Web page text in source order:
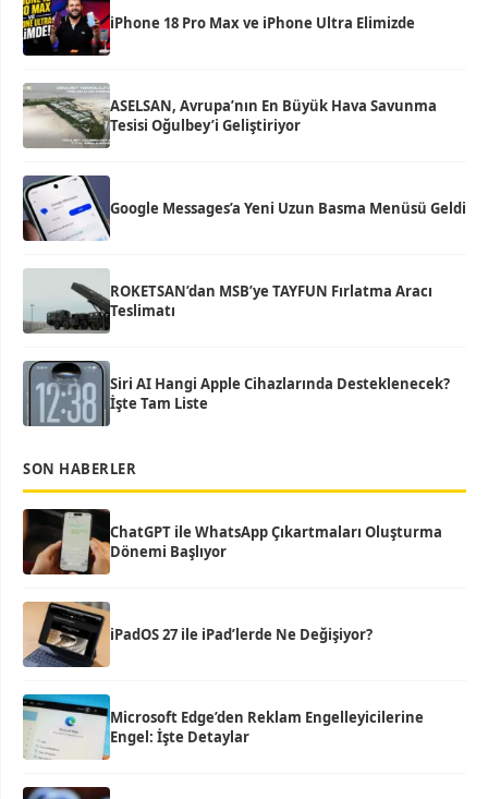
iPhone 18 Pro Max ve iPhone Ultra Elimizde
ASELSAN, Avrupa’nın En Büyük Hava Savunma
Tesisi Oğulbey’i Geliştiriyor
Google Messages’a Yeni Uzun Basma Menüsü Geldi
ROKETSAN’dan MSB’ye TAYFUN Fırlatma Aracı
Teslimatı
Siri AI Hangi Apple Cihazlarında Desteklenecek?
İşte Tam Liste
SON HABERLER
ChatGPT ile WhatsApp Çıkartmaları Oluşturma
Dönemi Başlıyor
iPadOS 27 ile iPad’lerde Ne Değişiyor?
Microsoft Edge’den Reklam Engelleyicilerine
Engel: İşte Detaylar